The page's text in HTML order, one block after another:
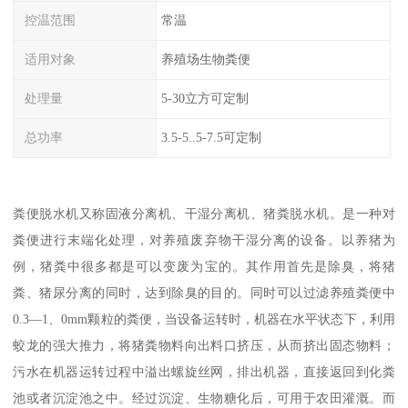
控温范围 常温
适用对象 养殖场生物粪便
处理量 5-30立方可定制
总功率 3.5-5..5-7.5可定制
粪便脱水机又称固液分离机、干湿分离机、猪粪脱水机。是一种对
粪便进行末端化处理，对养殖废弃物干湿分离的设备。以养猪为
例，猪粪中很多都是可以变废为宝的。其作用首先是除臭，将猪
粪、猪尿分离的同时，达到除臭的目的。同时可以过滤养殖粪便中
0.3—1、0mm颗粒的粪便，当设备运转时，机器在水平状态下，利用
蛟龙的强大推力，将猪粪物料向出料口挤压，从而挤出固态物料；
污水在机器运转过程中溢出螺旋丝网，排出机器，直接返回到化粪
池或者沉淀池之中。经过沉淀、生物糖化后，可用于农田灌溉。而